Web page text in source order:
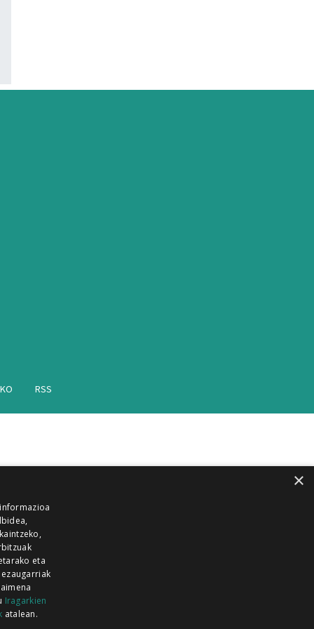
RSS
GUKA
×
eta
Iragarkien
atalean.